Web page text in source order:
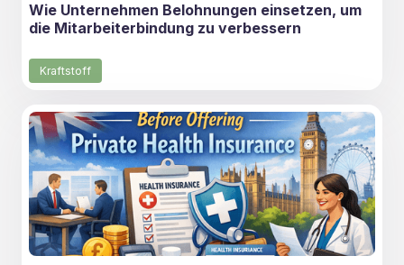
Wie Unternehmen Belohnungen einsetzen, um
die Mitarbeiterbindung zu verbessern
Kraftstoff